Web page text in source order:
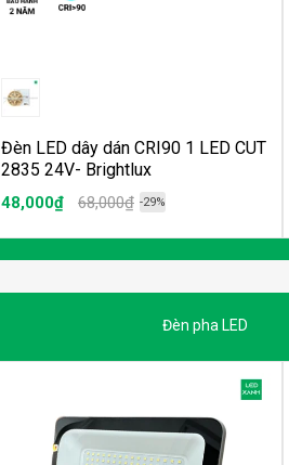
Đèn LED dây dán CRI90 1 LED CUT
2835 24V- Brightlux
48,000₫ 68,000₫ -29%
Đèn pha LED